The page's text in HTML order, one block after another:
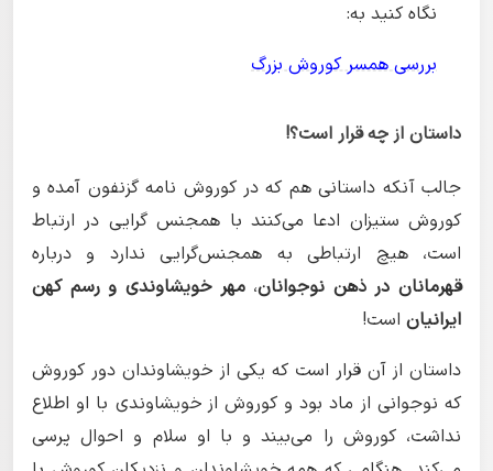
نگاه کنید به:
بررسی همسر کوروش بزرگ
داستان از چه قرار است؟!
جالب آنکه داستانی هم که در کوروش نامه گزنفون آمده و
کوروش ستیزان ادعا می‌کنند با همجنس گرایی در ارتباط
است، هیچ ارتباطی به همجنس‌گرایی ندارد و درباره
قهرمانان در ذهن نوجوانان،مهر خویشاوندی و رسم کهن
ایرانیان است!
داستان از آن قرار است که یکی از خویشاوندان دور کوروش
که نوجوانی از ماد بود و کوروش از خویشاوندی با او اطلاع
نداشت، کوروش را می‌بیند و با او سلام و احوال پرسی